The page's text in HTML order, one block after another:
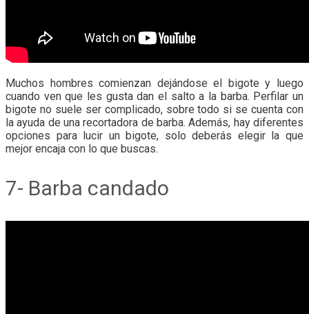
Muchos hombres comienzan dejándose el bigote y luego
cuando ven que les gusta dan el salto a la barba. Perfilar un
bigote no suele ser complicado, sobre todo si se cuenta con
la ayuda de una recortadora de barba. Además, hay diferentes
opciones para lucir un bigote, solo deberás elegir la que
mejor encaja con lo que buscas.
7- Barba candado